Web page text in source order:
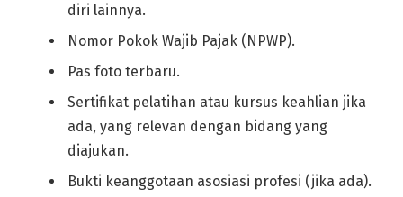
diri lainnya.
Nomor Pokok Wajib Pajak (NPWP).
Pas foto terbaru.
Sertifikat pelatihan atau kursus keahlian jika
ada, yang relevan dengan bidang yang
diajukan.
Bukti keanggotaan asosiasi profesi (jika ada).